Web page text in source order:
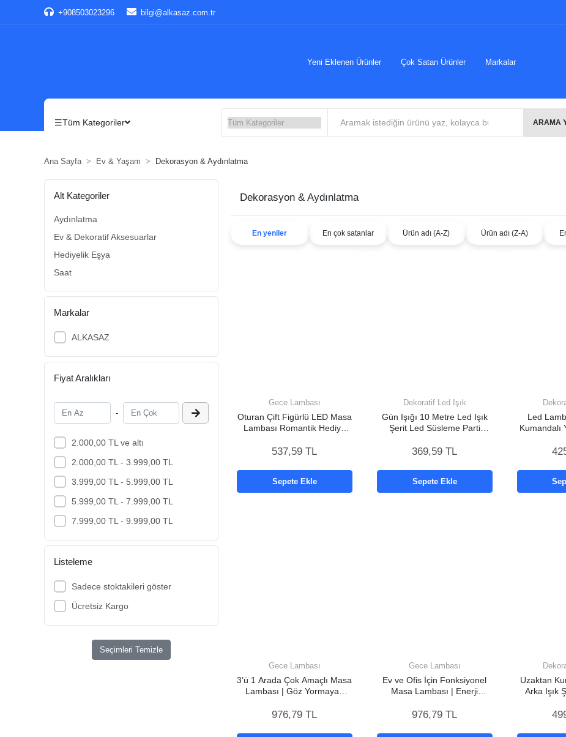
+908503023296 bilgi@alkasaz.com.tr
Yeni Eklenen Ürünler Çok Satan Ürünler Markalar
Tüm Kategoriler ARAMA
Ana Sayfa Ev & Yaşam Dekorasyon & Aydınlatma
Alt Kategoriler
Aydınlatma
Ev & Dekoratif Aksesuarlar
Hediyelik Eşya
Saat
Markalar
ALKASAZ
Fiyat Aralıkları
-
2.000,00 TL ve altı
2.000,00 TL - 3.999,00 TL
3.999,00 TL - 5.999,00 TL
5.999,00 TL - 7.999,00 TL
7.999,00 TL - 9.999,00 TL
Listeleme
Sadece stoktakileri göster
Ücretsiz Kargo
Seçimleri Temizle
Dekorasyon & Aydınlatma
En yeniler En çok satanlar Ürün adı (A-Z) Ürün adı (Z-A)
Gece Lambası
Oturan Çift Figürlü LED Masa
Lambası Romantik Hediye
537,59 TL
Sepete Ekle
Dekoratif Led Işık
Gün Işığı 10 Metre Led Işık
Şerit Led Süsleme Parti
369,59 TL
Sepete Ekle
Led
Kumandalı
Gece Lambası
3’ü 1 Arada Çok Amaçlı Masa
Lambası | Göz Yormayan
Nesil
976,79 TL
Gece Lambası
Ev ve Ofis İçin Fonksiyonel
Masa Lambası | Enerji
Kullanım Yeni Nesil
976,79 TL
Uzaktan
Arka Işık